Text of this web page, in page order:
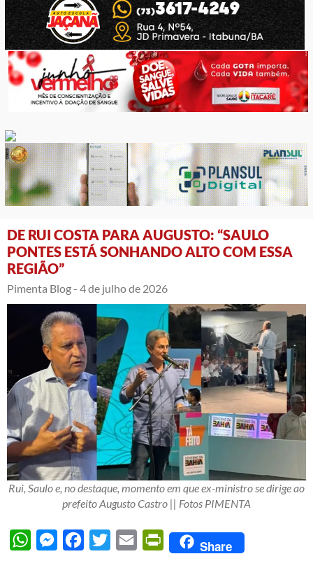
DE RUI COSTA PARA AUGUSTO: “SAULO
PONTES ESTÁ SONHANDO ALTO COM ESSA
REGIÃO”
Pimenta Blog - 4 de julho de 2026
Rui, Saulo e, no destaque, momento em que ex-ministro se dirige ao
prefeito Augusto Castro || Fotos PIMENTA
WhatsAppMessengerFacebook
Twitter Email PrintFriendly
Share